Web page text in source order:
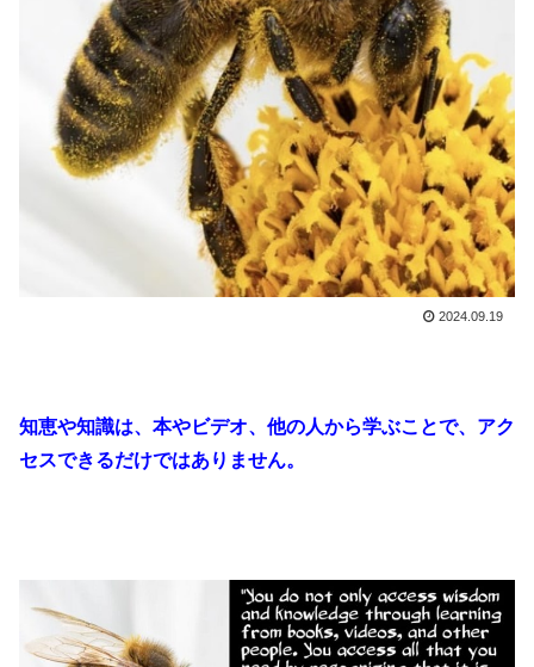
2024.09.19
知恵や知識は、本やビデオ、他の人から学ぶことで、アク
セスできるだけではありません。